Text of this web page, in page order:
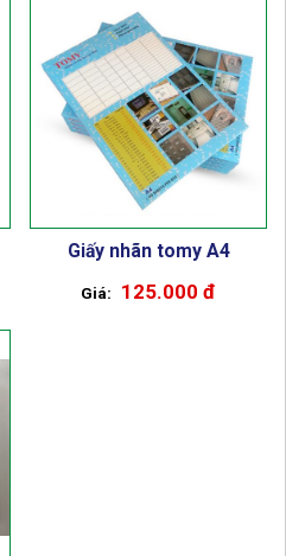
Giấy nhãn tomy A4
125.000 đ